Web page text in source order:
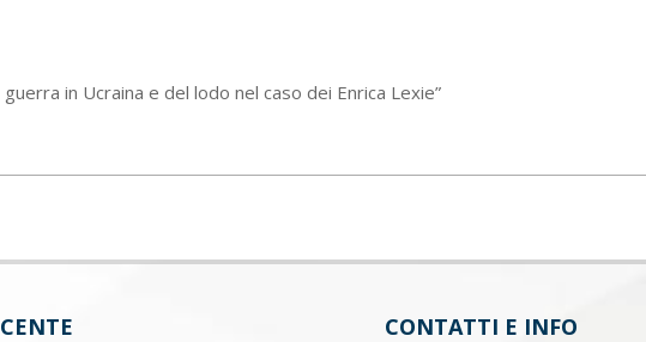
in Ucraina e del lodo nel caso dei Enrica Lexie”
CONTATTI E INFO